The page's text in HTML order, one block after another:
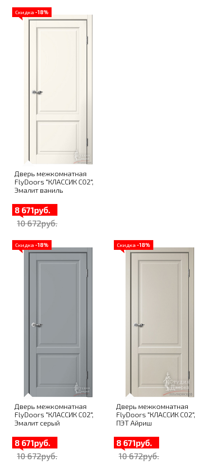
Скидка -18%
Дверь межкомнатная
FlyDoors "КЛАССИК C02",
Эмалит ваниль
8 671руб.
10 672руб.
Скидка -18%
Дверь межкомнатная
FlyDoors "КЛАССИК C02",
Эмалит серый
8 671руб.
10 672руб.
Скидка -18%
Дверь межкомнатная
FlyDoors "КЛАССИК C02",
ПЭТ Айриш
8 671руб.
10 672руб.